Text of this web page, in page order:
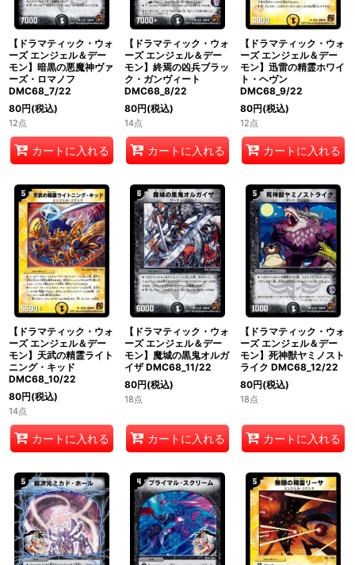
【ドラマティック・ウォ
ーズ エンジェル＆デー
モン】暗黒の悪魔神ヴァ
ーズ・ロマノフ
DMC68_7/22
80円(税込)
12点
カートに入れる
【ドラマティック・ウォ
ーズ エンジェル＆デー
モン】終焉の凶兵ブラッ
ク・ガンヴィート
DMC68_8/22
80円(税込)
14点
カートに入れる
【ドラマティック・ウォ
ーズ エンジェル＆デー
モン】迅雷の精霊ホワイ
ト・ヘヴン
DMC68_9/22
80円(税込)
12点
カートに入れる
【ドラマティック・ウォ
ーズ エンジェル＆デー
モン】天武の精霊ライト
ニング・キッド
DMC68_10/22
80円(税込)
14点
カートに入れる
【ドラマティック・ウォ
ーズ エンジェル＆デー
モン】魔城の黒鬼オルガ
イザ DMC68_11/22
80円(税込)
18点
カートに入れる
【ドラマティック・ウォ
ーズ エンジェル＆デー
モン】死神獣ヤミノスト
ライク DMC68_12/22
80円(税込)
18点
カートに入れる